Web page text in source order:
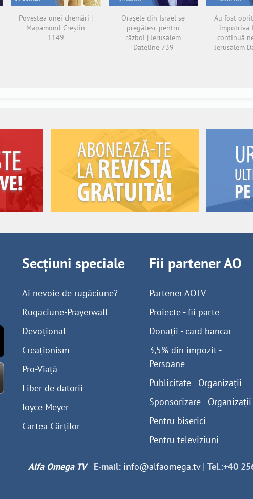
Povestea unei chemări |
Mapamond Creștin
1149
Orașele din Israel se
pregătesc pentru
război | Jerusalem
Dateline 739
Au fost
împotriva
continuă
Jerusalem
Secțiuni speciale
Ai nevoie de rugăciune?
Rugaciune-Prayerwall
Devoțional
Creaționism
Pro-Viață
Liber de datorii
Joyce Meyer
Cartea Cărților
Fii partener AO
Partener AOTV
Proiecte - fii parte
Donații - card bancar
3,5% din impozit -
Persoane
Publicitate - Organizații
Sponsorizare - Organizații
Pentru biserici
Pentru televiziuni
Alfa Omega TV- E-mail: info@alfaomega.tv| Tel.:+40